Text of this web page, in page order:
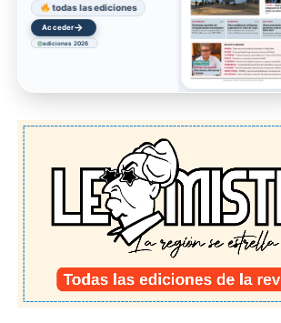
todas las ediciones
Acceder→
ediciones 2026